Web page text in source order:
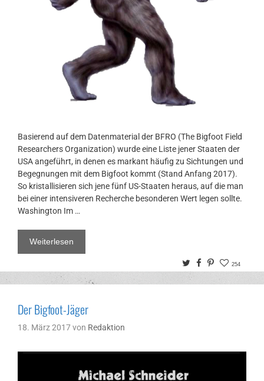
Basierend auf dem Datenmaterial der BFRO (The Bigfoot Field
Researchers Organization) wurde eine Liste jener Staaten der
USA angeführt, in denen es markant häufig zu Sichtungen und
Begegnungen mit dem Bigfoot kommt (Stand Anfang 2017).
So kristallisieren sich jene fünf US-Staaten heraus, auf die man
bei einer intensiveren Recherche besonderen Wert legen sollte.
Washington Im …
Weiterlesen
TwitterFacebook
Pinterest
254
Der Bigfoot-Jäger
18. März 2017von Redaktion